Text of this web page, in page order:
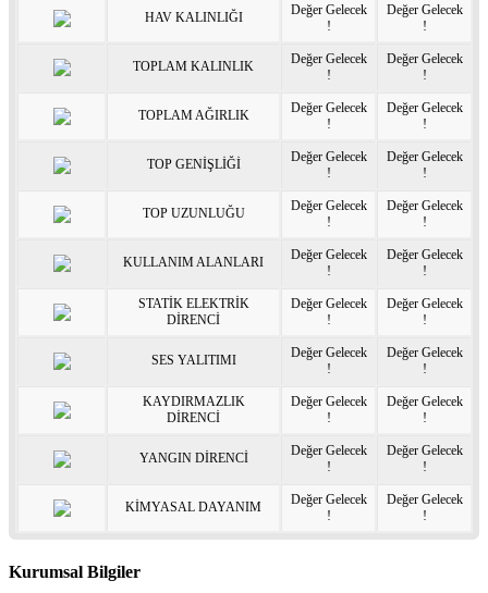
HAV KALINLIĞI
Değer Gelecek
!
Değer Gelecek
!
TOPLAM KALINLIK
Değer Gelecek
!
Değer Gelecek
!
TOPLAM AĞIRLIK
Değer Gelecek
!
Değer Gelecek
!
TOP GENİŞLİĞİ
Değer Gelecek
!
Değer Gelecek
!
TOP UZUNLUĞU
Değer Gelecek
!
Değer Gelecek
!
KULLANIM ALANLARI
Değer Gelecek
!
Değer Gelecek
!
STATİK ELEKTRİK
DİRENCİ
Değer Gelecek
!
Değer Gelecek
!
SES YALITIMI
Değer Gelecek
!
Değer Gelecek
!
KAYDIRMAZLIK
DİRENCİ
Değer Gelecek
!
Değer Gelecek
!
YANGIN DİRENCİ
Değer Gelecek
!
Değer Gelecek
!
KİMYASAL DAYANIM
Değer Gelecek
!
Değer Gelecek
!
Kurumsal Bilgiler